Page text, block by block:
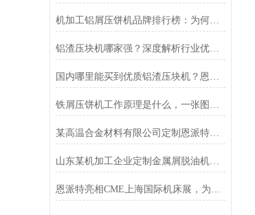
机加工铝屑压饼机品牌排行榜：为何恩派特备受推崇？
铝渣压块机哪家强？深度解析行业优选品牌恩派特
国内哪里能买到优质铝渣压块机？恩派特压饼机
铁屑压饼机工作原理是什么，一张图告诉你！
某高温合金材料有限公司定制恩派特脱油机客户案例
山东某机加工企业定制金属屑脱油机案例
恩派特亮相CME上海国际机床展，为机床行业蓄势赋能！